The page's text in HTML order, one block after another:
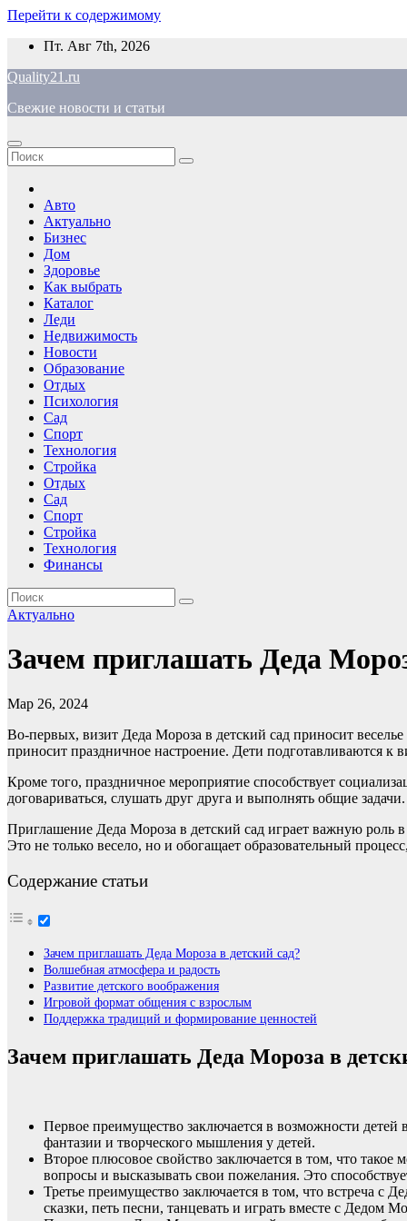
Перейти к содержимому
Пт. Авг 7th, 2026
Quality21.ru
Свежие новости и статьи
Авто
Актуально
Бизнес
Дом
Здоровье
Как выбрать
Каталог
Леди
Недвижимость
Новости
Образование
Отдых
Психология
Сад
Спорт
Технология
Стройка
Отдых
Сад
Спорт
Стройка
Технология
Финансы
Актуально
Зачем приглашать Деда
Мар 26, 2024
Во-первых, визит Деда Мороза в детский сад приносит
приносит праздничное настроение. Дети подготавливаются к
Кроме того, праздничное мероприятие способствует
договариваться, слушать друг друга и выполнять общие
Приглашение Деда Мороза в детский сад играет важную роль
Это не только весело, но и обогащает образовательный
Содержание статьи
Зачем приглашать Деда Мороза в детский сад?
Волшебная атмосфера и радость
Развитие детского воображения
Игровой формат общения с взрослым
Поддержка традиций и формирование ценностей
Зачем приглашать Деда Мороза в
Первое преимущество заключается в возможности
фантазии и творческого мышления у детей.
Второе плюсовое свойство заключается в том, что
вопросы и высказывать свои пожелания. Это
Третье преимущество заключается в том, что встреча с
сказки, петь песни, танцевать и играть вместе с Дедом